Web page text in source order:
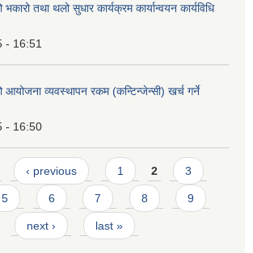
तथा थलो सुधार कार्यक्रम कार्यान्वयन कार्यविधि
- 16:51
आयोजना व्यवस्थापन रकम (कन्टिन्जेन्सी) खर्च गर्ने
- 16:50
‹ previous 1 2 3
5 6 7 8 9
next › last »